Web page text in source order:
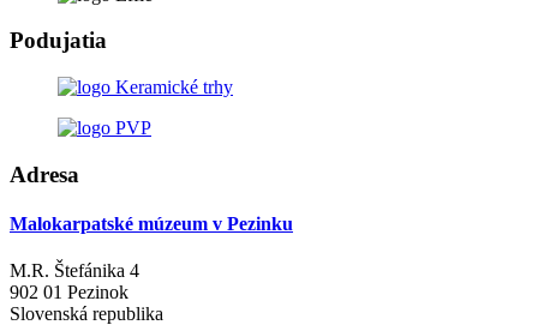
Podujatia
Adresa
Malokarpatské múzeum v Pezinku
M.R. Štefánika 4
902 01 Pezinok
Slovenská republika